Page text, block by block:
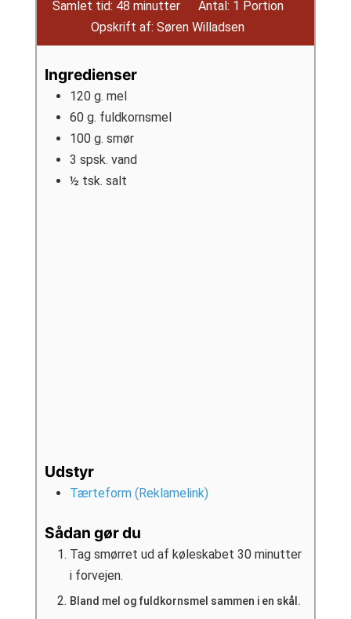
Samlet tid: 48minutter
minutter Antal: 1 Portion
Opskrift af:Søren Willadsen
Ingredienser
120 g. mel
60 g. fuldkornsmel
100 g. smør
3 spsk. vand
½ tsk. salt
Udstyr
Tærteform (Reklamelink)
Sådan gør du
Tag smørret ud af køleskabet 30 minutter
i forvejen.
Bland mel og fuldkornsmel sammen i en skål.